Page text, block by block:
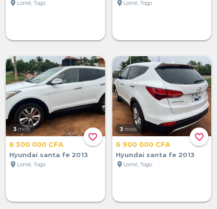
location_on Lomé, Togo
location_on Lomé, Togo
favorite_border
3 mois
6 500 000 CFA
Hyundai santa fe 2013
location_on Lomé, Togo
favorite_border
3 mois
6 900 000 CFA
Hyundai santa fe 2013
location_on Lomé, Togo